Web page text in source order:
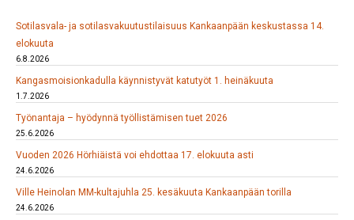
Sotilasvala- ja sotilasvakuutustilaisuus Kankaanpään keskustassa 14.
elokuuta
6.8.2026
Kangasmoisionkadulla käynnistyvät katutyöt 1. heinäkuuta
1.7.2026
Työnantaja – hyödynnä työllistämisen tuet 2026
25.6.2026
Vuoden 2026 Hörhiäistä voi ehdottaa 17. elokuuta asti
24.6.2026
Ville Heinolan MM-kultajuhla 25. kesäkuuta Kankaanpään torilla
24.6.2026